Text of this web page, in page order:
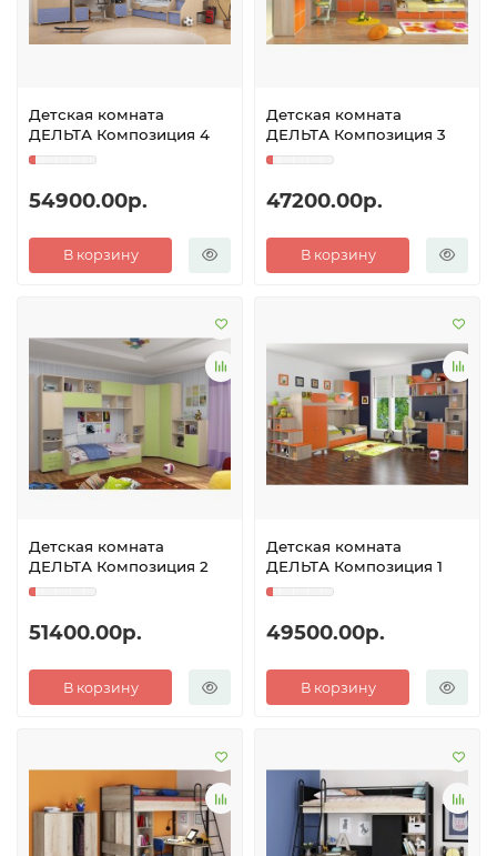
Детская комната
ДЕЛЬТА Композиция 4
54900.00р.
В корзину
Детская комната
ДЕЛЬТА Композиция 3
47200.00р.
В корзину
Детская комната
ДЕЛЬТА Композиция 2
51400.00р.
В корзину
Детская комната
ДЕЛЬТА Композиция 1
49500.00р.
В корзину